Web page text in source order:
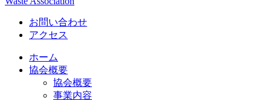
一般社団法人 東京都産業資源循環協会
Tokyo Industrial Waste Association
お問い合わせ
アクセス
ホーム
協会概要
協会概要
事業内容